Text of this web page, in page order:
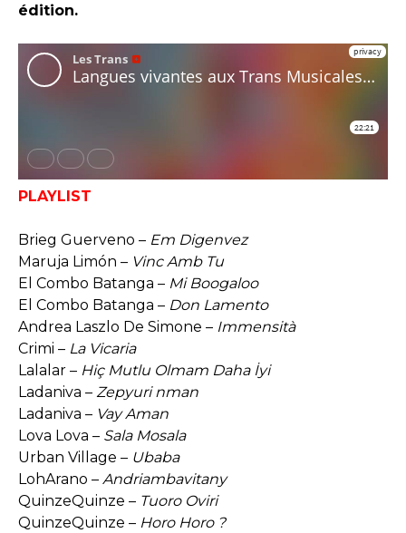
édition.
PLAYLIST
Brieg Guerveno – Em Digenvez
Maruja Limón – Vinc Amb Tu
El Combo Batanga – Mi Boogaloo
El Combo Batanga – Don Lamento
Andrea Laszlo De Simone – Immensità
Crimi – La Vicaria
Lalalar – Hiç Mutlu Olmam Daha İyi
Ladaniva – Zepyuri nman
Ladaniva – Vay Aman
Lova Lova – Sala Mosala
Urban Village – Ubaba
LohArano – Andriambavitany
QuinzeQuinze – Tuoro Oviri
QuinzeQuinze – Horo Horo ?